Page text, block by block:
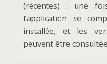
(récentes) : une
l’application se
installée, et les
peuvent être